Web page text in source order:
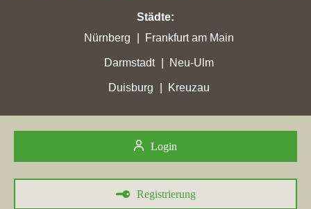
Städte:
Nürnberg
Frankfurt am Main
Darmstadt Neu-Ulm
Duisburg Kreuzau
Login
Registrierung